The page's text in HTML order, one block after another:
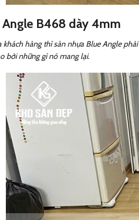
Angle B468 dày 4mm
khách hàng thì sàn nhựa Blue Angle
bởi những gì nó mang lại.